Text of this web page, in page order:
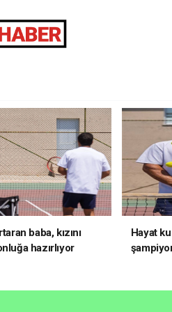
baba, kızını
hazırlıyor
Hayat